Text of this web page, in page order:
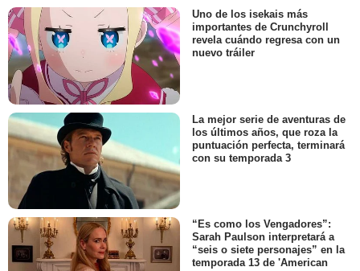
Uno de los isekais más
importantes de Crunchyroll
revela cuándo regresa con un
nuevo tráiler
La mejor serie de aventuras de
los últimos años, que roza la
puntuación perfecta, terminará
con su temporada 3
“Es como los Vengadores”:
Sarah Paulson interpretará a
“seis o siete personajes” en la
temporada 13 de 'American